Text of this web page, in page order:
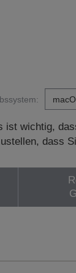
wichtig,
dass